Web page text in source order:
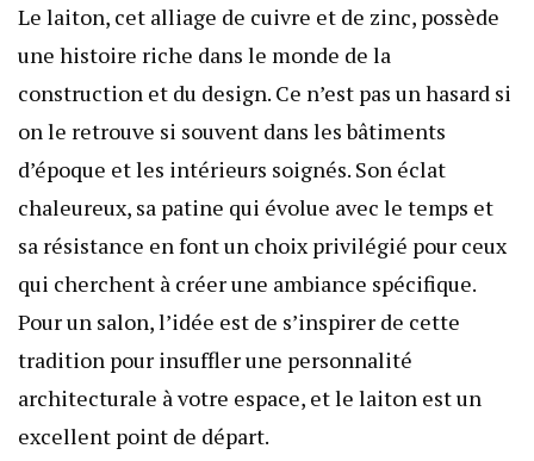
Le laiton, cet alliage de cuivre et de zinc, possède
une histoire riche dans le monde de la
construction et du design. Ce n’est pas un hasard si
on le retrouve si souvent dans les bâtiments
d’époque et les intérieurs soignés. Son éclat
chaleureux, sa patine qui évolue avec le temps et
sa résistance en font un choix privilégié pour ceux
qui cherchent à créer une ambiance spécifique.
Pour un salon, l’idée est de s’inspirer de cette
tradition pour insuffler une personnalité
architecturale à votre espace, et le laiton est un
excellent point de départ.